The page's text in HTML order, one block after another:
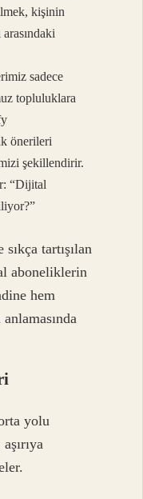
kişinin
sadece
topluluklara
önerileri
şekillendirir.
“Dijital
tartışılan
aboneliklerin
hem
yolu